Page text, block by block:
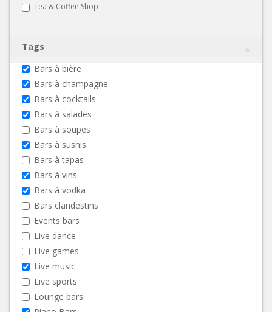
Tea & Coffee Shop
Tags
Bars à bière
Bars à champagne
Bars à cocktails
Bars à salades
Bars à soupes
Bars à sushis
Bars à tapas
Bars à vins
Bars à vodka
Bars clandestins
Events bars
Live dance
Live games
Live music
Live sports
Lounge bars